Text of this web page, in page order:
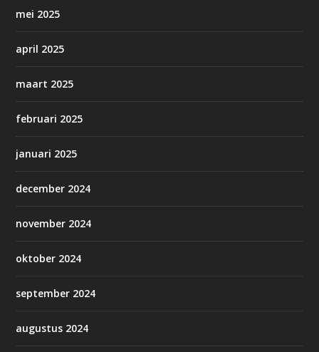
mei 2025
april 2025
maart 2025
februari 2025
januari 2025
december 2024
november 2024
oktober 2024
september 2024
augustus 2024